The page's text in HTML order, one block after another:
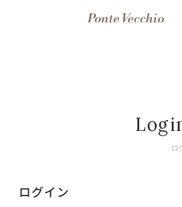
ロ
ログイン